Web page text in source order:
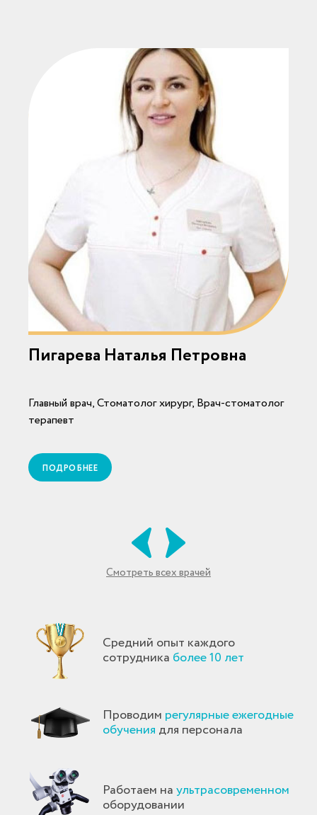
Смотреть всех врачей
Пигарева Наталья Петровна
Главный врач, Стоматолог хирург, Врач-стоматолог
терапевт
ПОДРОБНЕЕ
Средний опыт каждого
сотрудника более 10 лет
Проводим регулярные ежегодные
обучения для персонала
Работаем наультрасовременном
оборудовании